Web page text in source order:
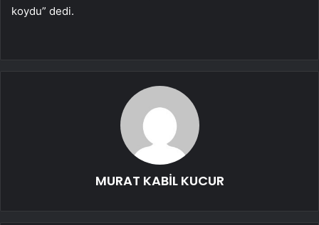
koydu” dedi.
MURAT KABİL KUCUR